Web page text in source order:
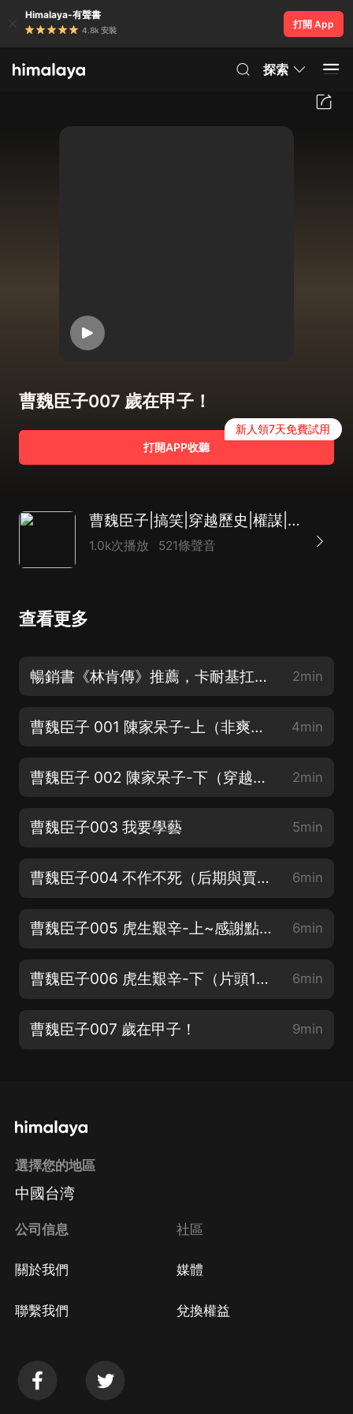
Himalaya-有聲書
4.8k 安裝
打開 App
探索
曹魏臣子007 歲在甲子！
打開APP收聽
新人領7天免費試用
曹魏臣子|搞笑|穿越歷史|權謀|三國|熱血|多播
1.0k次播放 521條聲音
查看更多
暢銷書《林肯傳》推薦，卡耐基扛鼎之作、近月小幺演播 2min
曹魏臣子 001 陳家呆子-上（非爽文，權謀有趣悶著壞） 4min
曹魏臣子 002 陳家呆子-下（穿越版虎嘯龍吟，曲折路、終成就！） 2min
曹魏臣子003 我要學藝 5min
曹魏臣子004 不作不死（后期與賈詡、郭嘉、荀彧等人過招~） 6min
曹魏臣子005 虎生艱辛-上~感謝點讚、評論 6min
曹魏臣子006 虎生艱辛-下（片頭13秒，片尾6秒） 6min
曹魏臣子007 歲在甲子！ 9min
選擇您的地區
中國台湾
公司信息
關於我們
聯繫我們
社區
媒體
兌換權益